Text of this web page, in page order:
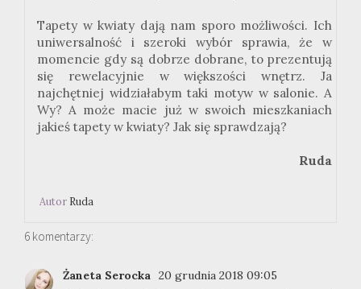
Tapety w kwiaty dają nam sporo możliwości. Ich
uniwersalność i szeroki wybór sprawia, że w
momencie gdy są dobrze dobrane, to prezentują
się rewelacyjnie w większości wnętrz. Ja
najchętniej widziałabym taki motyw w salonie. A
Wy? A może macie już w swoich mieszkaniach
jakieś tapety w kwiaty? Jak się sprawdzają?
Ruda
Autor Ruda
6 komentarzy:
Żaneta Serocka 20 grudnia 2018 09:05